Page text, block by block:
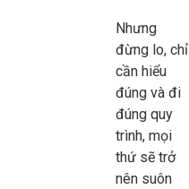
Nhưng
đừng lo, chỉ
cần hiểu
đúng và đi
đúng quy
trình, mọi
thứ sẽ trở
nên suôn